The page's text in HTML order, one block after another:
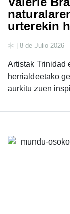
urterekin
| 8 de Julio 2026
Artistak Trinidad
herrialdeetako
aurkitu zuen